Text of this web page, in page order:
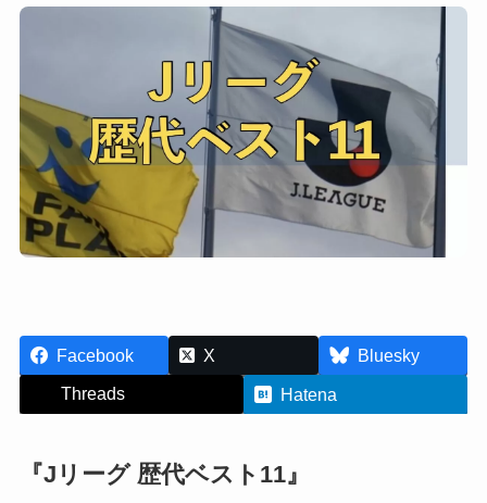
Facebook X
Bluesky
Threads
Hatena
『Jリーグ 歴代ベスト11』